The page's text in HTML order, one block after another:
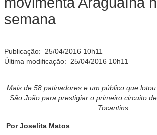
semana
Publicação: 25/04/2016 10h11
Última modificação: 25/04/2016 10h11
Mais de 58 patinadores e um público que
São João para prestigiar o primeiro circuito
Tocantins
Por Joselita Matos